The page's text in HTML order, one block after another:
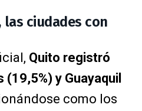
las ciudades con
Quito registró
y Guayaquil
como los